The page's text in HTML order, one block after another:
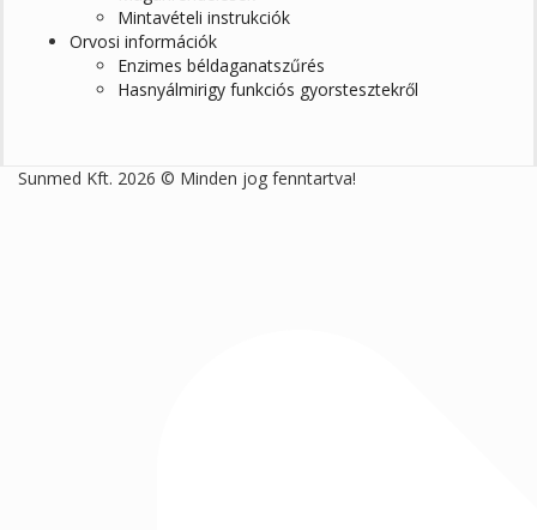
Mintavételi instrukciók
Orvosi információk
Enzimes béldaganatszűrés
Hasnyálmirigy funkciós gyorstesztekről
Sunmed Kft. 2026 © Minden jog fenntartva!